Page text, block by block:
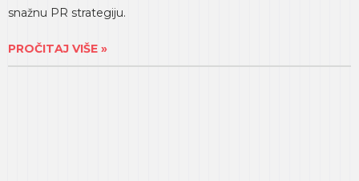
snažnu PR strategiju.
PROČITAJ VIŠE »